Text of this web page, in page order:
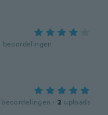
beoordelingen
beoordelingen · 2 uploads